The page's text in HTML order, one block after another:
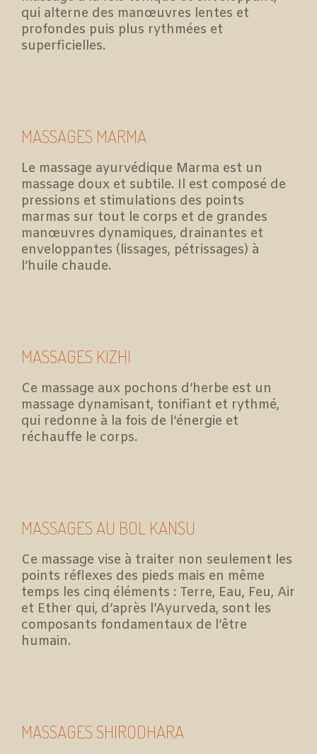
qui alterne des manœuvres lentes et
profondes puis plus rythmées et
superficielles.
MASSAGES MARMA
Le massage ayurvédique Marma est un
massage doux et subtile. Il est composé de
pressions et stimulations des points
marmas sur tout le corps et de grandes
manœuvres dynamiques, drainantes et
enveloppantes (lissages, pétrissages) à
l’huile chaude.
MASSAGES KIZHI
Ce massage aux pochons d’herbe est un
massage dynamisant, tonifiant et rythmé,
qui redonne à la fois de l’énergie et
réchauffe le corps.
MASSAGES AU BOL KANSU
Ce massage vise à traiter non seulement les
points réflexes des pieds mais en même
temps les cinq éléments : Terre, Eau, Feu, Air
et Ether qui, d’après l’Ayurveda, sont les
composants fondamentaux de l’être
humain.
MASSAGES SHIRODHARA